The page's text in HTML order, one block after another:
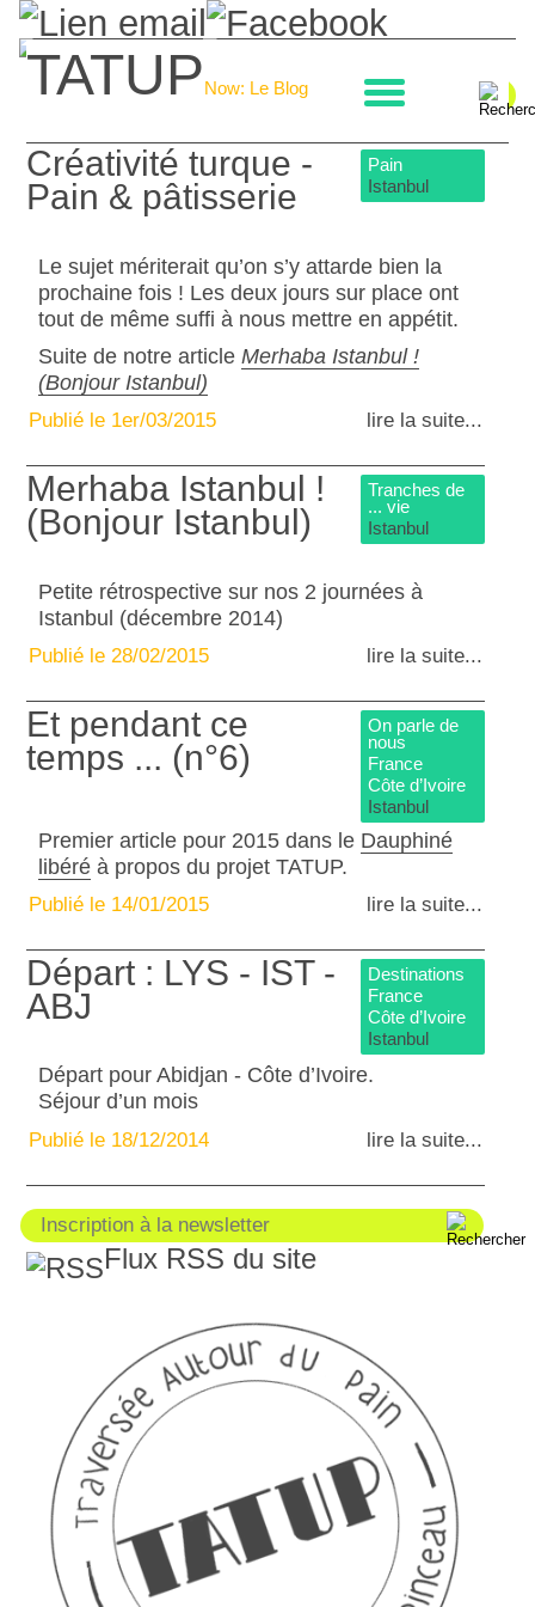
La boulangerie
TATUPNow: Le Blog
Pain
Istanbul
Créativité turque -
Pain & pâtisserie
Le sujet mériterait qu’on s’y attarde bien la
prochaine fois ! Les deux jours sur place ont
tout de même suffi à nous mettre en appétit.
Suite de notre article Merhaba Istanbul !
(Bonjour Istanbul)
Publié le 1er/03/2015 lire la suite...
Tranches de
... vie
Istanbul
Merhaba Istanbul !
(Bonjour Istanbul)
Petite rétrospective sur nos 2 journées à
Istanbul (décembre 2014)
Publié le 28/02/2015 lire la suite...
On parle de
nous
France
Côte d’Ivoire
Istanbul
Et pendant ce
temps ... (n°6)
Premier article pour 2015 dans le Dauphiné
libéréà propos du projet TATUP.
Publié le 14/01/2015 lire la suite...
Destinations
France
Côte d’Ivoire
Istanbul
Départ : LYS - IST -
ABJ
Départ pour Abidjan - Côte d’Ivoire.
Séjour d’un mois
Publié le 18/12/2014 lire la suite...
Flux RSS du site